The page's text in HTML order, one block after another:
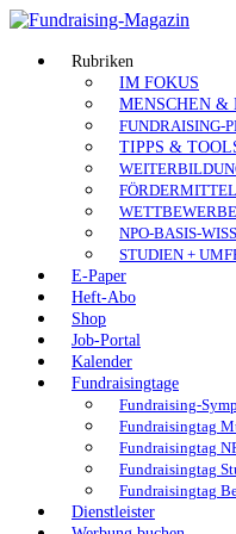
Skip
content
Fundraising-
Magazin
Branchenmagazin
Marketing
Vereine
Stiftungen
Rubriken
IM FOKUS
MENSCHEN &
FUNDRAISING-
TIPPS &
FÖRDERMITTEL
NPO-BASIS-
STUDIEN +
E-Paper
Heft-Abo
Shop
Job-Portal
Kalender
Fundraisingtage
Fundraising-
Fundraisingtag
Fundraisingtag
Fundraisingtag
Fundraisingtag
Dienstleister